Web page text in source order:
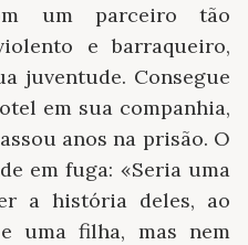
um parceiro tão
e barraqueiro,
juventude. Consegue
em sua companhia,
anos na prisão. O
em fuga: «Seria uma
a história deles, ao
uma filha, mas nem